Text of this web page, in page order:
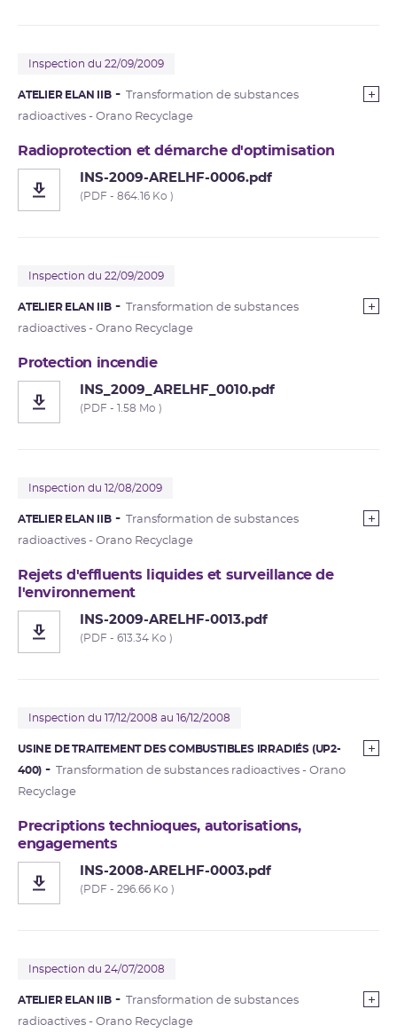
Inspection du 22/09/2009
ATELIER ELAN IIB
Transformation de substances
radioactives - Orano Recyclage
Radioprotection et démarche d'optimisation
INS-2009-ARELHF-0006.pdf
(PDF - 864.16 Ko )
Inspection du 22/09/2009
ATELIER ELAN IIB
Transformation de substances
radioactives - Orano Recyclage
Protection incendie
INS_2009_ARELHF_0010.pdf
(PDF - 1.58 Mo )
Inspection du 12/08/2009
ATELIER ELAN IIB
Transformation de substances
radioactives - Orano Recyclage
Rejets d'effluents liquides et surveillance de
l'environnement
INS-2009-ARELHF-0013.pdf
(PDF - 613.34 Ko )
Inspection du 17/12/2008 au 16/12/2008
USINE DE TRAITEMENT DES COMBUSTIBLES IRRADIÉS (UP2-
400)
Transformation de substances radioactives - Orano
Recyclage
Precriptions technioques, autorisations,
engagements
INS-2008-ARELHF-0003.pdf
(PDF - 296.66 Ko )
Inspection du 24/07/2008
ATELIER ELAN IIB
Transformation de substances
radioactives - Orano Recyclage